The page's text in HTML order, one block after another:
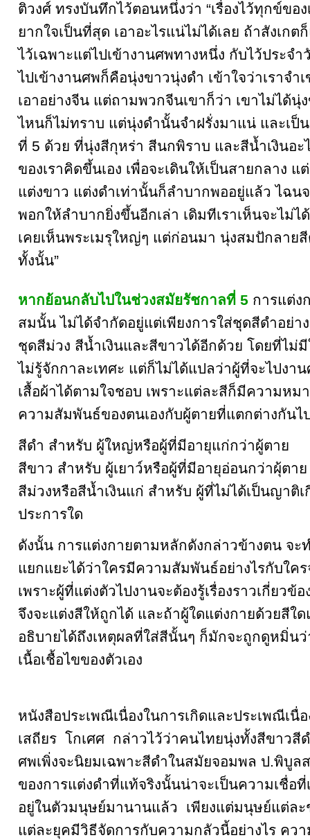
ติวงศ์ ทรงบันทึกไว้ตอนหนึ่งว่า “เรื่องไว้ทุกข์ของ
ยากใจเป็นที่สุด เอาอะไรแน่ไม่ได้เลย ถ้าสังเกต
ไว้เฉพาะแต่ไปเข้างานศพทางหนึ่ง กับไว้ประจ
ไปเข้างานศพก็คือนุ่งขาวนุ่งดำ เข้าใจว่าเราจ
เอาอย่างจีน แต่ถามพวกจีนเขาก็ว่า เขาไม่ได้นุ่
ไหนก็ไม่ทราบ แต่นุ่งดำนั้นจำฝรั่งมาแน่ และเป็
ที่ 5 ด้วย ที่นุ่งสีกุหร่า สีนกพิราบ และสีน้ำเงินอะ
ของเราคิดขึ้นเอง เพื่อจะเดินให้เป็นสายกลาง
แต่งขาว แต่งดำเท่านั้นก็ลำบากพออยู่แล้ว ไฉน
พอกให้ลำบากยิ่งขึ้นอีกเล่า เดิมทีเราเห็นจะไม่ไ
เคยเห็นพระเมรุใหญ่ๆ แต่ก่อนมา นุ่งสมปักลาย
ทั้งนั้น”
หากย้อนกลับไปในช่วงสมัยรัชกาลที่ 5 การแต่ง
สมนั้น ไม่ได้จำกัดอยู่แต่เพียงการใส่ชุดสีดำอย่า
ชุดสีม่วง สีน้ำเงินและสีขาวได้อีกด้วย โดยที่ไม่
ไม่รู้จักกาละเทศะ แต่ก็ไม่ได้แปลว่าผู้ที่จะไปงา
เสื้อผ้าได้ตามใจชอบ เพราะแต่ละสีก็มีความหม
ความสัมพันธ์ของตนเองกับผู้ตายที่แตกต่างกัน
สีดำ สำหรับ ผู้ใหญ่หรือผู้ที่มีอายุแก่กว่าผู้ตาย
สีขาว สำหรับ ผู้เยาว์หรือผู้ที่มีอายุอ่อนกว่าผุ้ตาย
สีม่วงหรือสีน้ำเงินแก่ สำหรับ ผู้ที่ไม่ได้เป็นญาติ
ประการใด
ดังนั้น การแต่งกายตามหลักดังกล่าวข้างตน จะ
แยกแยะได้ว่าใครมีความสัมพันธ์อย่างไรกับใค
เพราะผู้ที่แต่งตัวไปงานจะต้องรู้เรื่องราวเกี่ยวข้
จึงจะแต่งสีให้ถูกได้ และถ้าผู้ใดแต่งกายด้วยสีใ
อธิบายได้ถึงเหตุผลที่ใส่สีนั้นๆ ก็มักจะถูกดูหมิ่นว่
เนื้อเชื้อไขของตัวเอง
หนังสือประเพณีเนื่องในการเกิดและประเพณีเนื่
เสถียร โกเศศ กล่าวไว้ว่าคนไทยนุ่งทั้งสีขาวสี
ศพเพิ่งจะนิยมเฉพาะสีดำในสมัยจอมพล ป.พิบูล
ของการแต่งดำที่แท้จริงนั้นน่าจะเป็นความเชื่อ
อยู่ในตัวมนุษย์มานานแล้ว เพียงแต่มนุษย์แต่ละ
แต่ละยุคมีวิธีจัดการกับความกลัวนี้อย่างไร คว